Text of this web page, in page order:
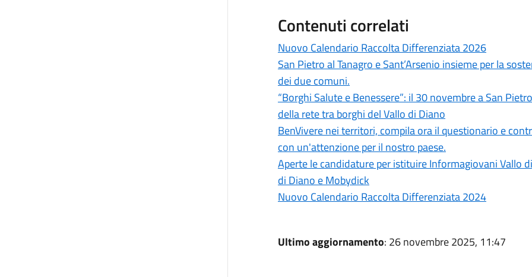
Contenuti correlati
Nuovo Calendario Raccolta Differenziata 2026
San Pietro al Tanagro e Sant’Arsenio insieme per la
dei due comuni.
“Borghi Salute e Benessere”: il 30 novembre a San
della rete tra borghi del Vallo di Diano
BenVivere nei territori, compila ora il questionario e
con un'attenzione per il nostro paese.
Aperte le candidature per istituire Informagiovani Vallo
di Diano e Mobydick
Nuovo Calendario Raccolta Differenziata 2024
Ultimo aggiornamento: 26 novembre 2025, 11:47